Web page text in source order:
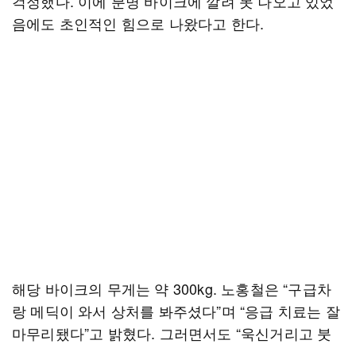
음에도 초인적인 힘으로 나왔다고 한다.
해당 바이크의 무게는 약 300kg. 노홍철은 “구급차
랑 메딕이 와서 상처를 봐주셨다”며 “응급 치료는 잘
마무리됐다”고 밝혔다. 그러면서도 “욱신거리고 붓